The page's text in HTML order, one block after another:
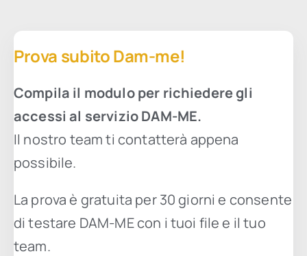
Prova subito Dam-me!
Compila il modulo per richiedere gli
accessi al servizio DAM-ME.
Il nostro team ti contatterà appena
possibile.
La prova è gratuita per 30 giorni e consente
di testare DAM-ME con i tuoi file e il tuo
team.